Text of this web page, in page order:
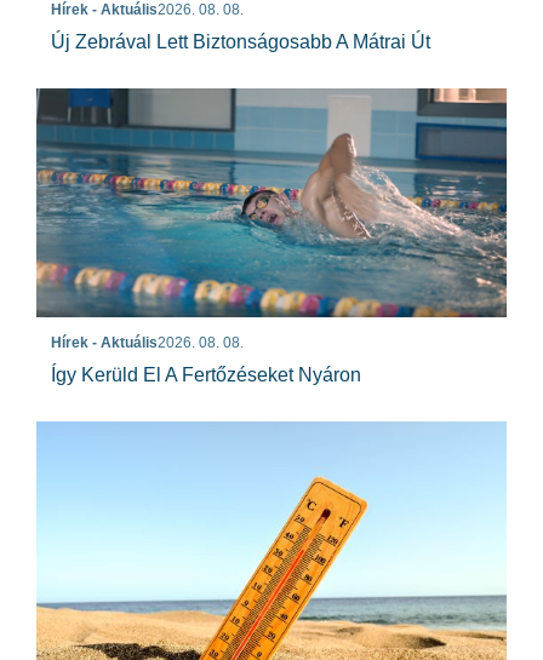
Hírek - Aktuális2026. 08. 08.
Új Zebrával Lett Biztonságosabb A Mátrai Út
Hírek - Aktuális2026. 08. 08.
Így Kerüld El A Fertőzéseket Nyáron